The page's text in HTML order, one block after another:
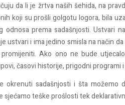
da li je žrtva naših šehida,na
koji su prošligolgotu logora,bila
odnosa prema sadašnjosti.Ustvari
ustvari i imajedino smislananačin da
promijeniti. Ako ono ne bude utjecalo
,časovihistorije,prigodniprogramii
okrenuti sadašnjosti i šta možemo d
sjećamo teške prošlosti tek